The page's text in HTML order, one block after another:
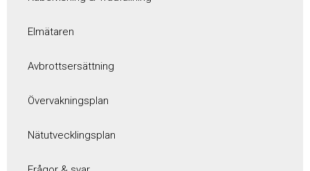
Elmätaren
Avbrottsersättning
Övervakningsplan
Nätutvecklingsplan